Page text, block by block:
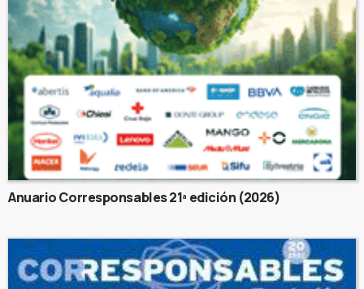
Anuario Corresponsables 21ª edición (2026)